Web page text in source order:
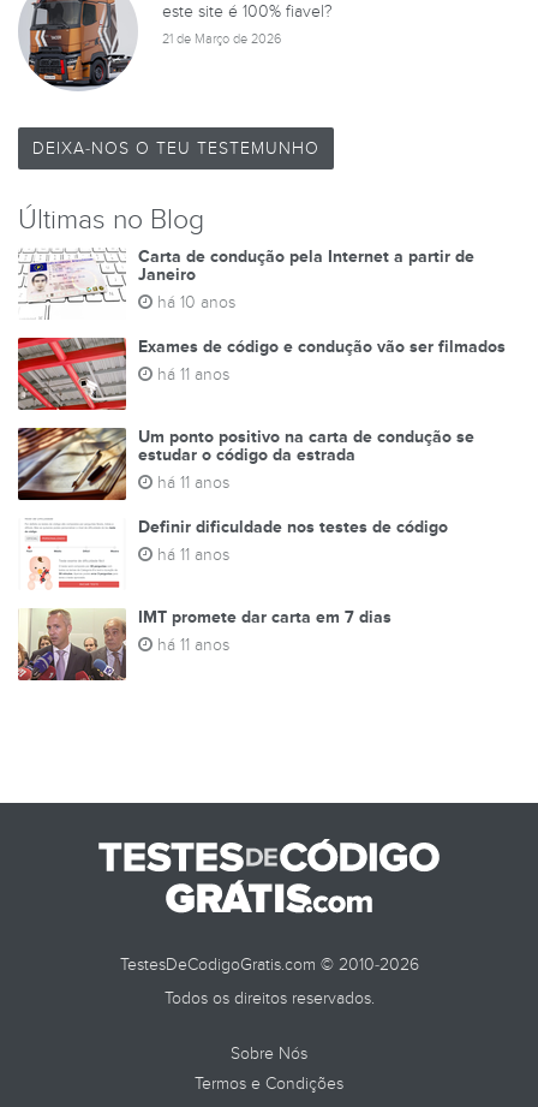
TESTES DE
este site é 100% fiavel?
21 de Março de 2026
DEIXA-NOS O TEU TESTEMUNHO
Últimas no Blog
Carta de condução pela Internet a partir de
Janeiro
há 10 anos
Exames de código e condução vão ser filmados
há 11 anos
Um ponto positivo na carta de condução se
estudar o código da estrada
há 11 anos
Definir dificuldade nos testes de código
há 11 anos
IMT promete dar carta em 7 dias
há 11 anos
TestesDeCodigoGratis.com © 2010-2026
Todos os direitos reservados.
Sobre Nós
Termos e Condições